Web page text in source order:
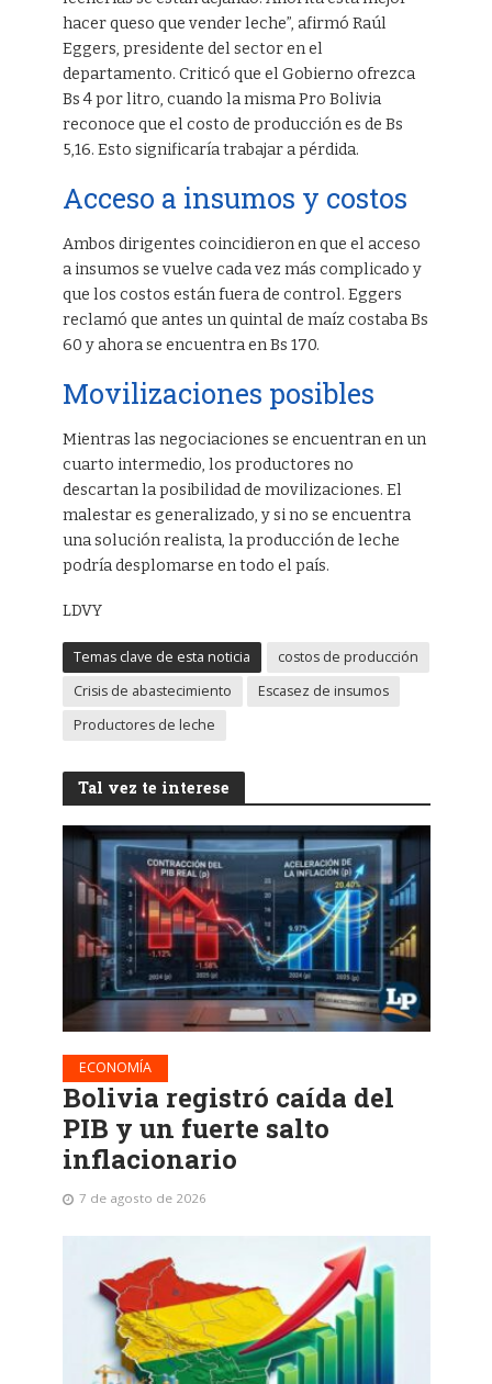
hacer queso que vender leche”, afirmó Raúl
Eggers, presidente del sector en el
departamento. Criticó que el Gobierno ofrezca
Bs 4 por litro, cuando la misma Pro Bolivia
reconoce que el costo de producción es de Bs
5,16. Esto significaría trabajar a pérdida.
Acceso a insumos y costos
Ambos dirigentes coincidieron en que el acceso
a insumos se vuelve cada vez más complicado y
que los costos están fuera de control. Eggers
reclamó que antes un quintal de maíz costaba Bs
60 y ahora se encuentra en Bs 170.
Movilizaciones posibles
Mientras las negociaciones se encuentran en un
cuarto intermedio, los productores no
descartan la posibilidad de movilizaciones. El
malestar es generalizado, y si no se encuentra
una solución realista, la producción de leche
podría desplomarse en todo el país.
LDVY
Temas clave de esta noticia
costos de producción
Crisis de abastecimiento
Escasez de insumos
Productores de leche
Tal vez te interese
ECONOMÍA
Bolivia registró caída del
PIB y un fuerte salto
inflacionario
7 de agosto de 2026